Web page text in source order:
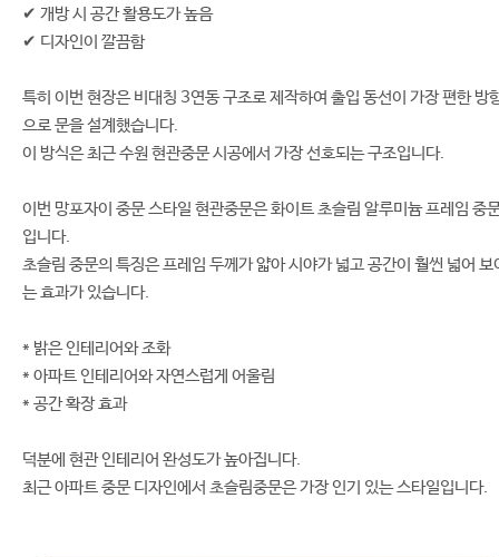
✔ 개방 시 공간 활용도가 높음
✔ 디자인이 깔끔함
특히 이번 현장은 비대칭 3연동 구조로 제작하여 출입 동선이 가장 편한 방
으로 문을 설계했습니다.
이 방식은 최근 수원 현관중문 시공에서 가장 선호되는 구조입니다.
이번 망포자이 중문 스타일 현관중문은 화이트 초슬림 알루미늄 프레임 중
입니다.
초슬림 중문의 특징은 프레임 두께가 얇아 시야가 넓고 공간이 훨씬 넓어 보
는 효과가 있습니다.
* 밝은 인테리어와 조화
* 아파트 인테리어와 자연스럽게 어울림
* 공간 확장 효과
덕분에 현관 인테리어 완성도가 높아집니다.
최근 아파트 중문 디자인에서 초슬림중문은 가장 인기 있는 스타일입니다.